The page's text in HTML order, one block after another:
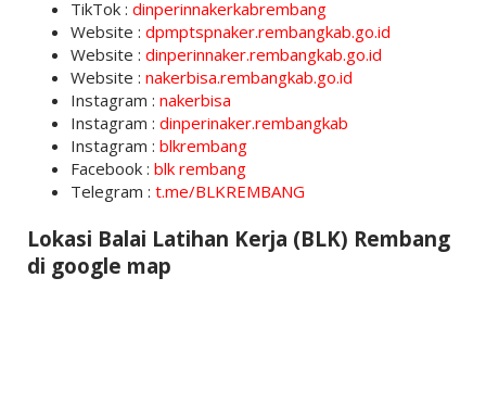
TikTok : dinperinnakerkabrembang
Website : dpmptspnaker.rembangkab.go.id
Website : dinperinnaker.rembangkab.go.id
Website : nakerbisa.rembangkab.go.id
Instagram : nakerbisa
Instagram : dinperinaker.rembangkab
Instagram : blkrembang
Facebook : blk rembang
Telegram : t.me/BLKREMBANG
Lokasi Balai Latihan Kerja (BLK) Rembang
di google map